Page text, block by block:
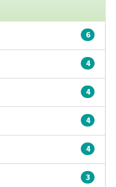
6
4
4
4
4
3